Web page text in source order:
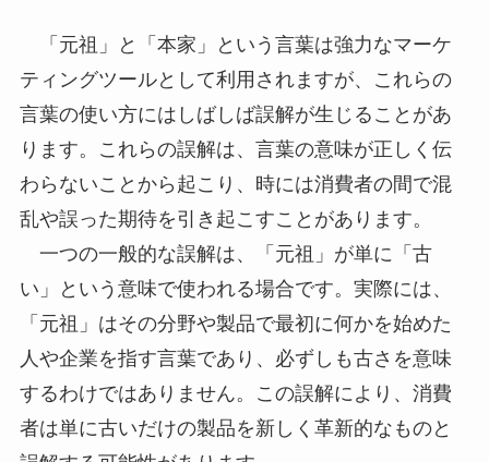
「元祖」と「本家」という言葉は強力なマーケ
ティングツールとして利用されますが、これらの
言葉の使い方にはしばしば誤解が生じることがあ
ります。これらの誤解は、言葉の意味が正しく伝
わらないことから起こり、時には消費者の間で混
乱や誤った期待を引き起こすことがあります。
一つの一般的な誤解は、「元祖」が単に「古
い」という意味で使われる場合です。実際には、
「元祖」はその分野や製品で最初に何かを始めた
人や企業を指す言葉であり、必ずしも古さを意味
するわけではありません。この誤解により、消費
者は単に古いだけの製品を新しく革新的なものと